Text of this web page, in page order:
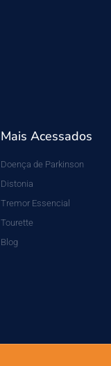
Mais Acessados
Doença de Parkinson
Distonia
Tremor Essencial
Tourette
Blog